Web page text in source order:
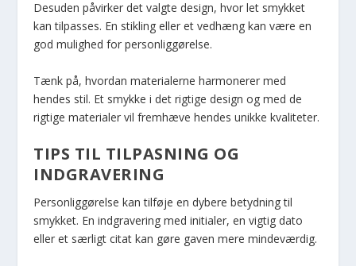
Desuden påvirker det valgte design, hvor let smykket
kan tilpasses. En stikling eller et vedhæng kan være en
god mulighed for personliggørelse.
Tænk på, hvordan materialerne harmonerer med
hendes stil. Et smykke i det rigtige design og med de
rigtige materialer vil fremhæve hendes unikke kvaliteter.
TIPS TIL TILPASNING OG
INDGRAVERING
Personliggørelse kan tilføje en dybere betydning til
smykket. En indgravering med initialer, en vigtig dato
eller et særligt citat kan gøre gaven mere mindeværdig.